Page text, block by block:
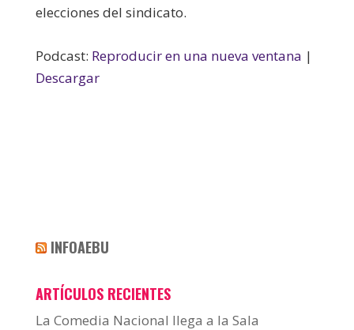
elecciones del sindicato.
Podcast: Reproducir en una nueva ventana |
Descargar
INFOAEBU
ARTÍCULOS RECIENTES
La Comedia Nacional llega a la Sala